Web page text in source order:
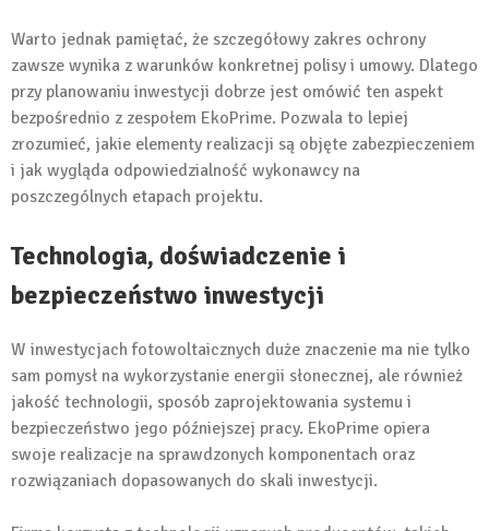
Warto jednak pamiętać, że szczegółowy zakres ochrony
zawsze wynika z warunków konkretnej polisy i umowy. Dlatego
przy planowaniu inwestycji dobrze jest omówić ten aspekt
bezpośrednio z zespołem EkoPrime. Pozwala to lepiej
zrozumieć, jakie elementy realizacji są objęte zabezpieczeniem
i jak wygląda odpowiedzialność wykonawcy na
poszczególnych etapach projektu.
Technologia, doświadczenie i
bezpieczeństwo inwestycji
W inwestycjach fotowoltaicznych duże znaczenie ma nie tylko
sam pomysł na wykorzystanie energii słonecznej, ale również
jakość technologii, sposób zaprojektowania systemu i
bezpieczeństwo jego późniejszej pracy. EkoPrime opiera
swoje realizacje na sprawdzonych komponentach oraz
rozwiązaniach dopasowanych do skali inwestycji.